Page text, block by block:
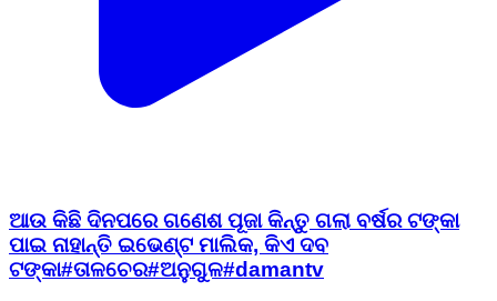
ଆଉ କିଛି ଦିନପରେ ଗଣେଶ ପୂଜା କିନ୍ତୁ ଗଲା ବର୍ଷର ଟଙ୍କା
ପାଇ ନାହାନ୍ତି ଇଭେଣ୍ଟ ମାଲିକ, କିଏ ଦବ
ଟଙ୍କା#ତାଳଚେର#ଅନୁଗୁଳ#damantv